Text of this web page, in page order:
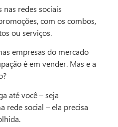
redes sociais
com os combos,
ou serviços.
empresas do mercado
é em vender. Mas e a
até você – seja
rede social – ela precisa